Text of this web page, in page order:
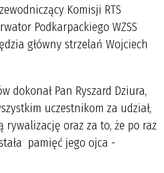
Komisji RTS
Podkarpackiego WZSS
główny strzelań Wojciech
dokonał Pan Ryszard Dziura,
uczestnikom za udział,
rywalizację oraz za to, że po raz
pamięć jego ojca -